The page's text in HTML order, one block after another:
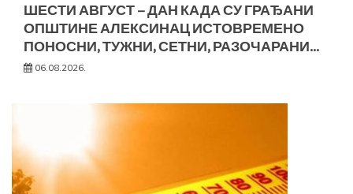
ШЕСТИ АВГУСТ – ДАН КАДА СУ ГРАЂАНИ
ОПШТИНЕ АЛЕКСИНАЦ ИСТОВРЕМЕНО
ПОНОСНИ, ТУЖНИ, СЕТНИ, РАЗОЧАРАНИ…
06.08.2026.